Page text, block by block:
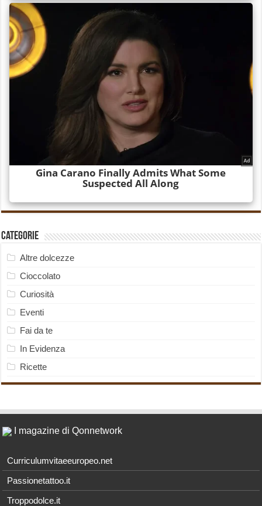
Categorie
Altre dolcezze
Cioccolato
Curiosità
Eventi
Fai da te
In Evidenza
Ricette
I magazine di Qonnetwork
Curriculumvitaeeuropeo.net
Passionetattoo.it
Troppodolce.it